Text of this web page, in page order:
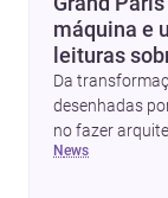
máquina e
leituras
Da
desenhadas
no fazer
como a
news